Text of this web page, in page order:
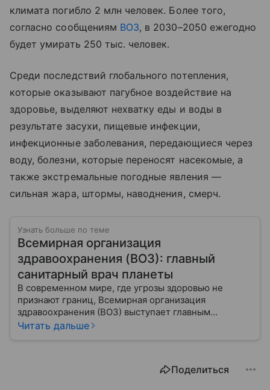
климата погибло 2 млн человек. Более того,
согласно сообщениям ВОЗ, в 2030–2050 ежегодно
будет умирать 250 тыс. человек.
Среди последствий глобального потепления,
которые оказывают пагубное воздействие на
здоровье, выделяют нехватку еды и воды в
результате засухи, пищевые инфекции,
инфекционные заболевания, передающиеся через
воду, болезни, которые переносят насекомые, а
также экстремальные погодные явления —
сильная жара, штормы, наводнения, смерч.
Узнать больше по теме
Всемирная организация
здравоохранения (ВОЗ): главный
санитарный врач планеты
В современном мире, где угрозы здоровью не
признают границ, Всемирная организация
здравоохранения (ВОЗ) выступает главным
координатором глобального здравоохранения. Эта
миллиардов людей. Как устроен этот «командный
Читать дальше
Поделиться